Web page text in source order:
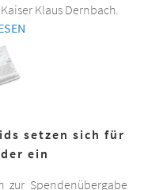
Klaus Dernbach.
setzen sich für
ein
zur Spendenübergabe